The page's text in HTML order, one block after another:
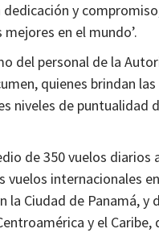
y
en el mundo’.
del personal de la
quienes brindan
niveles de puntualidad
de 350 vuelos diarios
internacionales
Ciudad de Panamá, y
y el Caribe,